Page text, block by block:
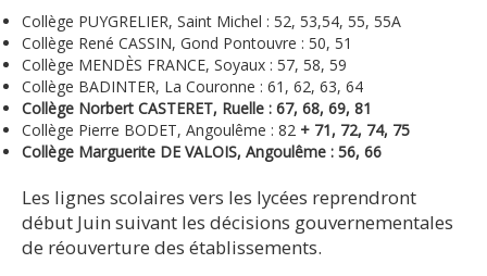
Collège PUYGRELIER, Saint Michel : 52, 53,54, 55, 55A
Collège René CASSIN, Gond Pontouvre : 50, 51
Collège MENDÈS FRANCE, Soyaux : 57, 58, 59
Collège BADINTER, La Couronne : 61, 62, 63, 64
Collège Norbert CASTERET, Ruelle : 67, 68, 69, 81
Collège Pierre BODET, Angoulême : 82 + 71, 72, 74, 75
Collège Marguerite DE VALOIS, Angoulême : 56, 66
Les lignes scolaires vers les lycées reprendront
début Juin suivant les décisions gouvernementales
de réouverture des établissements.